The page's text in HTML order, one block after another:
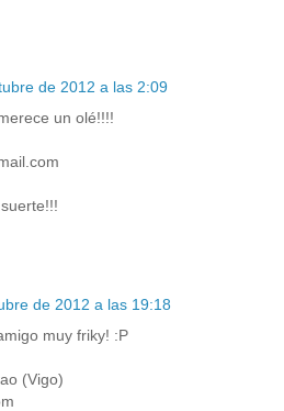
de 2012 a las 2:09
un olé!!!!
de 2012 a las 19:18
muy friky! :P
(Vigo)